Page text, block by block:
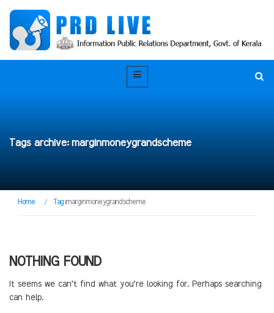
Tags archive: marginmoneygrandscheme
Home / Tag:marginmoneygrandscheme
NOTHING FOUND
It seems we can’t find what you’re looking for. Perhaps searching
can help.